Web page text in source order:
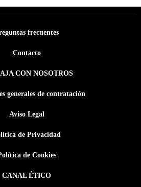
frecuentes
Contacto
CON NOSOTROS
generales de contratación
Aviso Legal
de Privacidad
de Cookies
CANAL ÉTICO